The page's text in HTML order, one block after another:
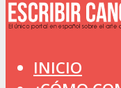
INICIO